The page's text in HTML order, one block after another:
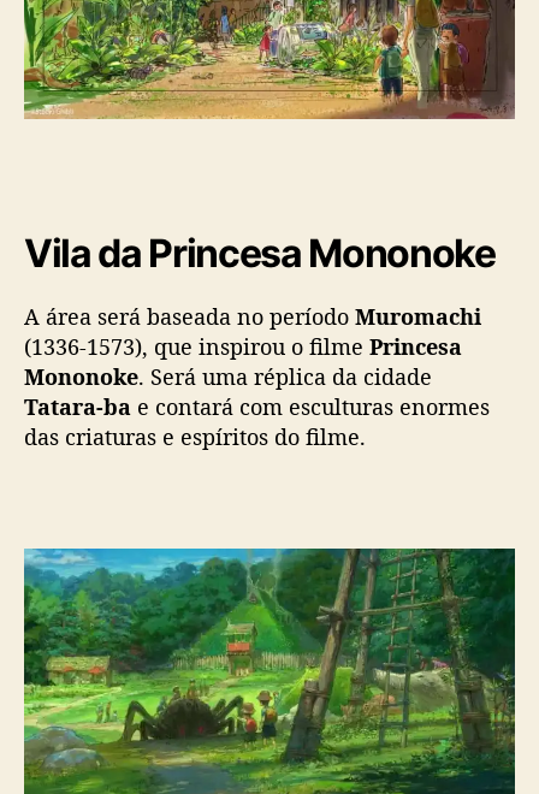
Vila da Princesa Mononoke
A área será baseada no período Muromachi
(1336-1573), que inspirou o filme Princesa
Mononoke. Será uma réplica da cidade
Tatara-ba e contará com esculturas enormes
das criaturas e espíritos do filme.